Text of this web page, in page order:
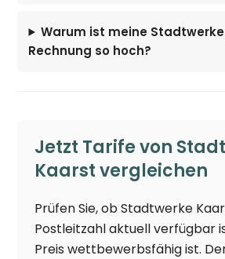
Warum ist meine
Rechnung so hoch?
Jetzt Tarife von
Kaarst vergleichen
Prüfen Sie, ob Stadtwerke
Postleitzahl aktuell verfügbar
Preis wettbewerbsfähig ist.